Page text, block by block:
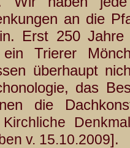
an die
Erst 250 Jahre
ein Trierer
überhaupt
das
die
v. 15.10.2009].